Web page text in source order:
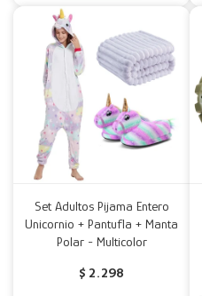
Set Adultos Pijama Entero
Unicornio + Pantufla + Manta
Polar - Multicolor
$ 2.298